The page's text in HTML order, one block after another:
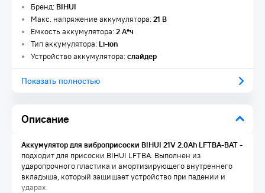
Описание
Бренд:BIHUI
Макс. напряжение аккумулятора:21 В
Емкость аккумулятора:2 А*ч
Тип аккумулятора:Li-ion
Устройство аккумулятора:слайдер
Показать полностью
Аккумулятор для виброприсоски BIHUI 21V 2.0Ah LFTBA-BAT-
подходит для присоски BIHUI LFTBA. Выполнен из
ударопрочного пластика и амортизирующего внутреннего
вкладыша, который защищает устройство при падении и
ударах.